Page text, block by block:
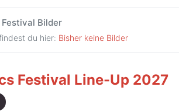
Festival Line-Up 2027
Bilder
du hier: Bisher keine Bilder